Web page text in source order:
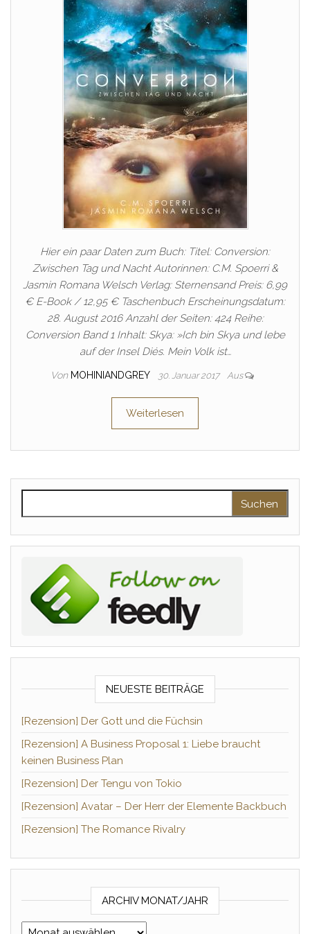
Hier ein paar Daten zum Buch: Titel: Conversion:
Zwischen Tag und Nacht Autorinnen: C.M. Spoerri &
Jasmin Romana Welsch Verlag: Sternensand Preis: 6,99
€ E-Book / 12,95 € Taschenbuch Erscheinungsdatum:
28. August 2016 Anzahl der Seiten: 424 Reihe:
Conversion Band 1 Inhalt: Skya: »Ich bin Skya und lebe
auf der Insel Diés. Mein Volk ist…
Von MOHINIANDGREY 30. Januar 2017 Aus
Weiterlesen
NEUESTE BEITRÄGE
[Rezension] Der Gott und die Füchsin
[Rezension] A Business Proposal 1: Liebe braucht
keinen Business Plan
[Rezension] Der Tengu von Tokio
[Rezension] Avatar – Der Herr der Elemente Backbuch
[Rezension] The Romance Rivalry
ARCHIV MONAT/JAHR
Archiv Monat/Jahr